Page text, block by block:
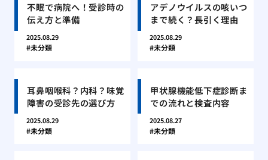
不眠で病院へ！受診時の
伝え方と準備
2025.08.29
未分類
アデノウイルスの咳いつ
まで続く？長引く理由
2025.08.29
未分類
耳鼻咽喉科？内科？味覚
障害の受診先の選び方
2025.08.29
未分類
甲状腺機能低下症診断ま
での流れと検査内容
2025.08.27
未分類